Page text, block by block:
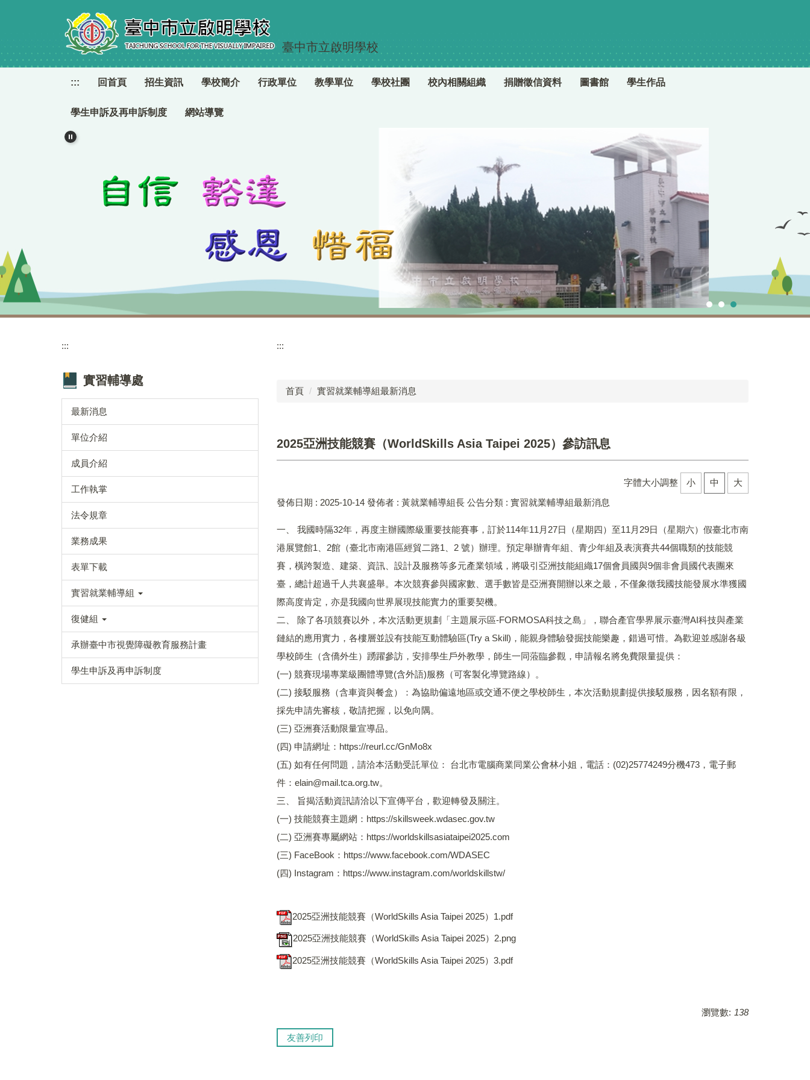
要
內
臺中市立啟明學校
::: 回首頁 招生資訊 學校簡介 行政單位 教學單位 學校社團 校內相關組織 捐贈徵信資料 圖書館 學生作品
學生申訴及再申訴制度 網站導覽
:::
實習輔導處
最新消息
單位介紹
成員介紹
工作執掌
法令規章
業務成果
表單下載
實習就業輔導組
復健組
承辦臺中市視覺障礙教育服務計畫
學生申訴及再申訴制度
:::
首頁 實習就業輔導組最新消息
2025亞洲技能競賽（WorldSkills Asia Taipei 2025）參訪訊息
字體大小調整 小 中
大
發佈日期 : 2025-10-14 發佈者 : 黃就業輔導組長 公告分類 : 實習就業輔導組最新消息
一、 我國時隔32年，再度主辦國際級重要技能賽事，訂於114年11月27日（星期四）至11月29日（星期六）假臺北市南
港展覽館1、2館（臺北市南港區經貿二路1、2 號）辦理。預定舉辦青年組、青少年組及表演賽共44個職類的技能競
賽，橫跨製造、建築、資訊、設計及服務等多元產業領域，將吸引亞洲技能組織17個會員國與9個非會員國代表團來
臺，總計超過千人共襄盛舉。本次競賽參與國家數、選手數皆是亞洲賽開辦以來之最，不僅象徵我國技能發展水準獲國
際高度肯定，亦是我國向世界展現技能實力的重要契機。
二、 除了各項競賽以外，本次活動更規劃「主題展示區-FORMOSA科技之島」，聯合產官學界展示臺灣AI科技與產業
鏈結的應用實力，各樓層並設有技能互動體驗區(Try a Skill)，能親身體驗發掘技能樂趣，錯過可惜。為歡迎並感謝各級
學校師生（含僑外生）踴躍參訪，安排學生戶外教學，師生一同蒞臨參觀，申請報名將免費限量提供：
(一) 競賽現場專業級團體導覽(含外語)服務（可客製化導覽路線）。
(二) 接駁服務（含車資與餐盒）：為協助偏遠地區或交通不便之學校師生，本次活動規劃提供接駁服務，因名額有限，
採先申請先審核，敬請把握，以免向隅。
(三) 亞洲賽活動限量宣導品。
(四) 申請網址：https://reurl.cc/GnMo8x
(五) 如有任何問題，請洽本活動受託單位： 台北市電腦商業同業公會林小姐，電話：(02)25774249分機473，電子郵
件：elain@mail.tca.org.tw。
三、 旨揭活動資訊請洽以下宣傳平台，歡迎轉發及關注。
(一) 技能競賽主題網：https://skillsweek.wdasec.gov.tw
(二) 亞洲賽專屬網站：https://worldskillsasiataipei2025.com
(三) FaceBook：https://www.facebook.com/WDASEC
(四) Instagram：https://www.instagram.com/worldskillstw/
2025亞洲技能競賽（WorldSkills Asia Taipei 2025）1.pdf
2025亞洲技能競賽（WorldSkills Asia Taipei 2025）2.png
2025亞洲技能競賽（WorldSkills Asia Taipei 2025）3.pdf
瀏覽數: 138
友善列印